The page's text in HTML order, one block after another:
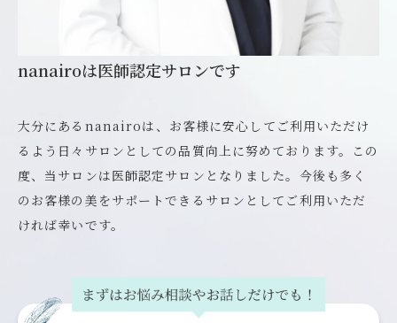
nanairoは医師認定サロンです
大分にあるnanairoは、お客様に安心してご利用いただけ
るよう日々サロンとしての品質向上に努めております。この
度、当サロンは医師認定サロンとなりました。今後も多く
のお客様の美をサポートできるサロンとしてご利用いただ
ければ幸いです。